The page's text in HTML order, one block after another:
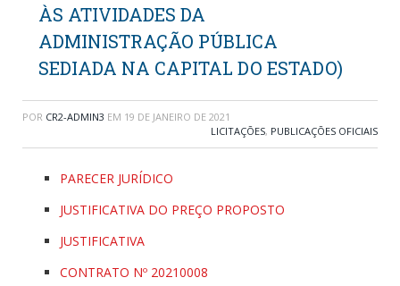
ÀS ATIVIDADES DA
ADMINISTRAÇÃO PÚBLICA
SEDIADA NA CAPITAL DO ESTADO)
POR CR2-ADMIN3 EM 19 DE JANEIRO DE 2021
LICITAÇÕES, PUBLICAÇÕES OFICIAIS
PARECER JURÍDICO
JUSTIFICATIVA DO PREÇO PROPOSTO
JUSTIFICATIVA
CONTRATO Nº 20210008